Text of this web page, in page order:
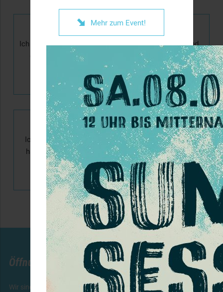
 Mehr zum Event!
Ich war schon einmal in
einer Boulderwelt
Ich bin volljährig und
habe keine Kinder.
Ich bin volljährig und
habe meine eigenen
Kinder dabei.
Ich bin zwischen 14-17
Jahre alt und habe eine
Einver­ständnis­erklärung
meiner Erziehungs­
berechtigten dabei.
Öffnungszeiten
Wir sind 365 Tage im Jahr für Euch da: